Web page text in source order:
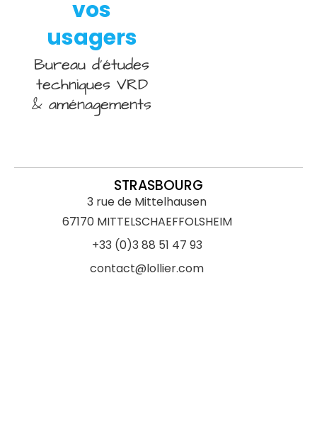
vos
usagers
Bureau d’études
techniques VRD
& aménagements
STRASBOURG
3 rue de Mittelhausen
67170 MITTELSCHAEFFOLSHEIM
+33 (0)3 88 51 47 93
contact@lollier.com